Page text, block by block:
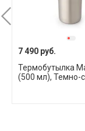
7 490 руб.
Термобутылка
(500 мл), Темно-